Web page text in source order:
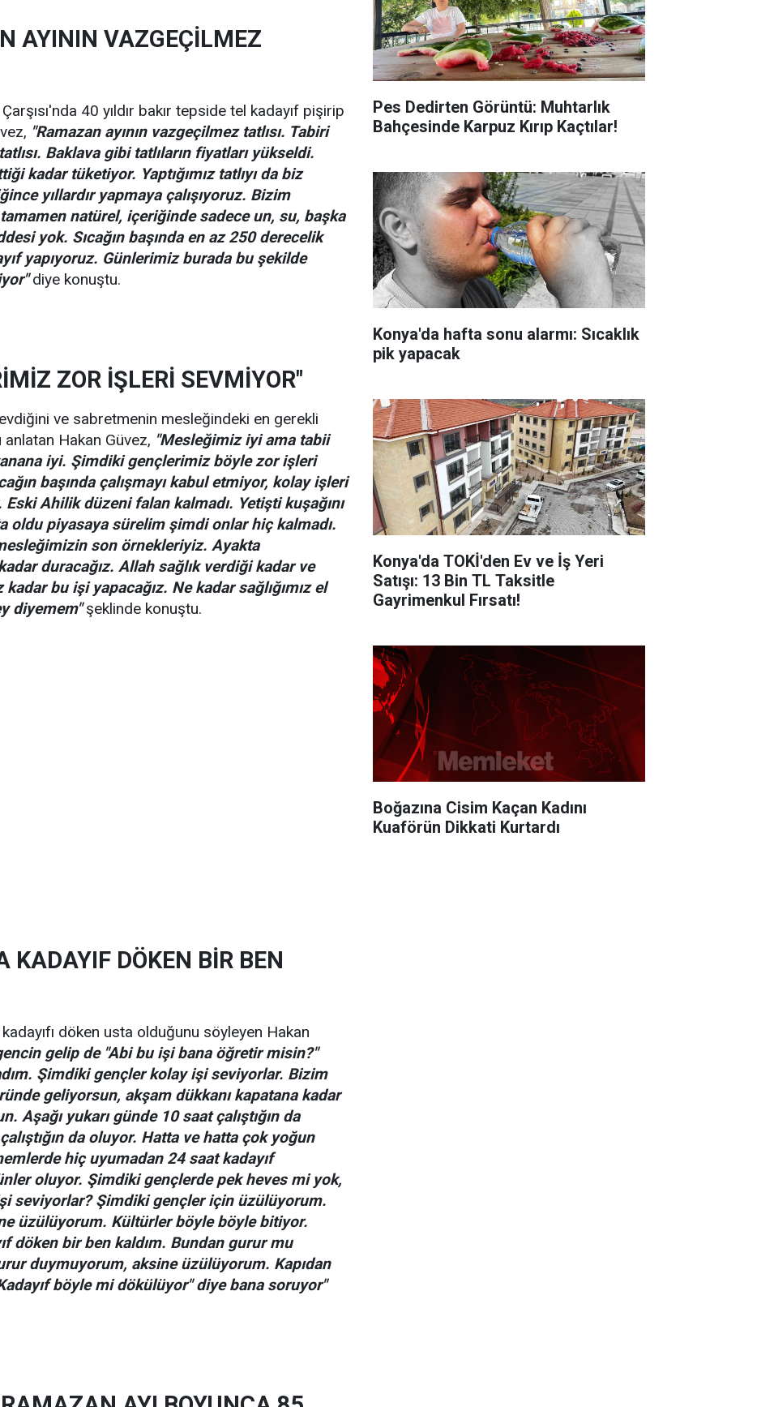
AYININ VAZGEÇİLMEZ
40 yıldır bakır tepside tel kadayıf pişirip
"Ramazan ayının vazgeçilmez tatlısı. Tabiri
Baklava gibi tatlıların fiyatları yükseldi.
kadar tüketiyor. Yaptığımız tatlıyı da biz
yıllardır yapmaya çalışıyoruz. Bizim
tamamen natürel, içeriğinde sadece un, su, başka
yok. Sıcağın başında en az 250 derecelik
yapıyoruz. Günlerimiz burada bu şekilde
diye konuştu.
ZOR İŞLERİ SEVMİYOR"
ve sabretmenin mesleğindeki en gerekli
Hakan Güvez, "Mesleğimiz iyi ama tabii
iyi. Şimdiki gençlerimiz böyle zor işleri
başında çalışmayı kabul etmiyor, kolay işleri
Ahilik düzeni falan kalmadı. Yetişti kuşağını
oldu piyasaya sürelim şimdi onlar hiç kalmadı.
son örnekleriyiz. Ayakta
duracağız. Allah sağlık verdiği kadar ve
bu işi yapacağız. Ne kadar sağlığımız el
diyemem"şeklinde konuştu.
KADAYIF DÖKEN BİR BEN
döken usta olduğunu söyleyen Hakan
gelip de "Abi bu işi bana öğretir misin?"
Şimdiki gençler kolay işi seviyorlar. Bizim
geliyorsun, akşam dükkanı kapatana kadar
Aşağı yukarı günde 10 saat çalıştığın da
da oluyor. Hatta ve hatta çok yoğun
hiç uyumadan 24 saat kadayıf
oluyor. Şimdiki gençlerde pek heves mi yok,
seviyorlar? Şimdiki gençler için üzülüyorum.
üzülüyorum. Kültürler böyle böyle bitiyor.
döken bir ben kaldım. Bundan gurur mu
duymuyorum, aksine üzülüyorum. Kapıdan
böyle mi dökülüyor" diye bana soruyor"
Pes Dedirten Görüntü: Muhtarlık
Bahçesinde Karpuz Kırıp Kaçtılar!
Konya'da hafta sonu alarmı: Sıcaklık
pik yapacak
Konya'da TOKİ'den Ev ve İş Yeri
Satışı: 13 Bin TL Taksitle
Gayrimenkul Fırsatı!
Boğazına Cisim Kaçan Kadını
Kuaförün Dikkati Kurtardı